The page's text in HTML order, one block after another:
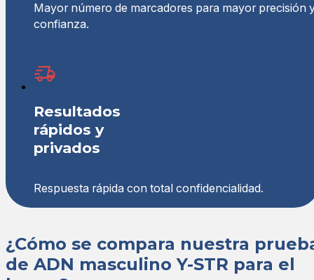
Mayor número de marcadores para mayor precisión
confianza.
Resultados
rápidos y
privados
Respuesta rápida con total confidencialidad.
¿Cómo se compara nuestra
de ADN masculino Y-STR para el